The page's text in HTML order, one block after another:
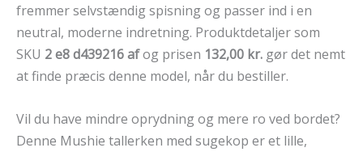
fremmer selvstændig spisning og passer ind i en
neutral, moderne indretning. Produktdetaljer som
SKU 2 e8 d439216 afog prisen 132,00 kr. gør det nemt
at finde præcis denne model, når du bestiller.
Vil du have mindre oprydning og mere ro ved bordet?
Denne Mushie tallerken med sugekop er et lille,